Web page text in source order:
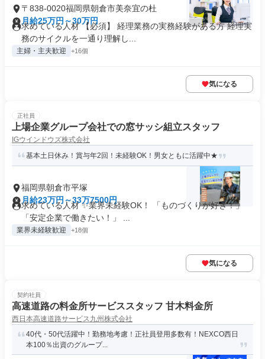
〒838-0020福岡県朝倉市美奈宜の杜
月給25万円～30万円
求めている人材 【必須】 経理業務の実務経験がある方 経理実
務のサイクルを一通り理解し...
主婦・主夫歓迎 +16個
気になる
正社員
上場企業グループ会社での窓サッシ組立スタッフ
IGウインドウズ株式会社
基本土日休み！賞与年2回！未経験OK！男女ともに活躍中★
福岡県朝倉市平塚
月給23万円～33万7500円
求めている人材 ✨業界未経験OK！ 「ものづくりが好き！」
「安定企業で働きたい！」 ...
業界未経験歓迎 +18個
気になる
契約社員
高速道路の料金所サービススタッフ 甘木料金所
西日本高速道路サービス九州株式会社
40代・50代活躍中！勤務地考慮！正社員登用多数有！NEXCO西日
本100％出資のグループ...